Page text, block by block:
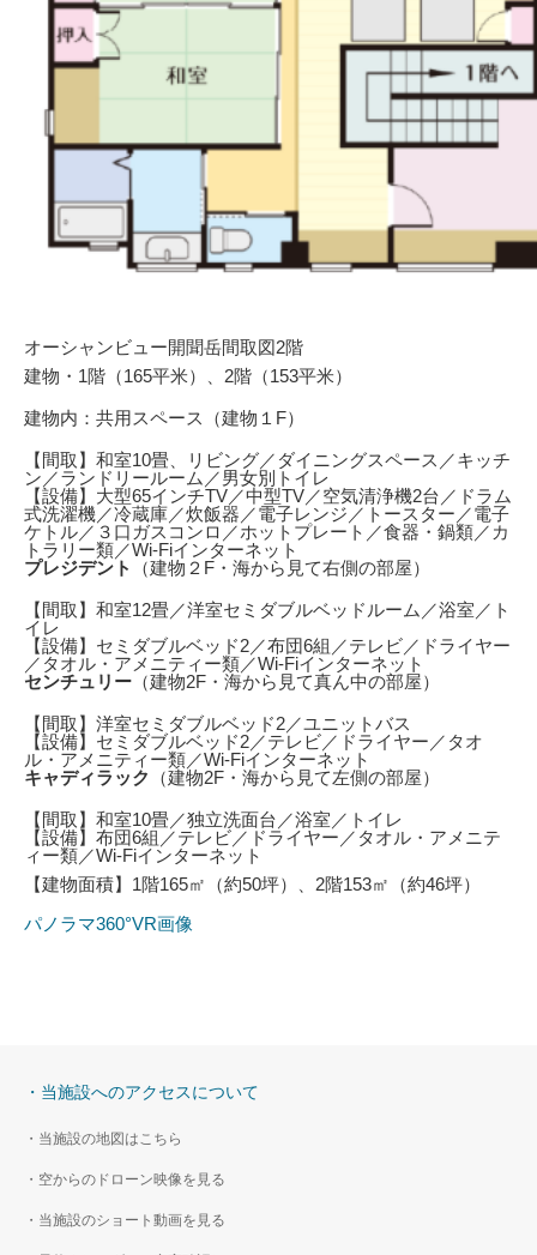
オーシャンビュー開聞岳間取図2階
建物・1階（165平米）、2階（153平米）
建物内：共用スペース（建物１F）
【間取】和室10畳、リビング／ダイニングスペース／キッチ
ン／ランドリールーム／男女別トイレ
【設備】大型65インチTV／中型TV／空気清浄機2台／ドラム
式洗濯機／冷蔵庫／炊飯器／電子レンジ／トースター／電子
ケトル／３口ガスコンロ／ホットプレート／食器・鍋類／カ
トラリー類／Wi-Fiインターネット
プレジデント
（建物２F・海から見て右側の部屋）
【間取】和室12畳／洋室セミダブルベッドルーム／浴室／ト
イレ
【設備】セミダブルベッド2／布団6組／テレビ／ドライヤー
／タオル・アメニティー類／Wi-Fiインターネット
センチュリー （建物2F・海から見て真ん中の部屋）
【間取】洋室セミダブルベッド2／ユニットバス
【設備】セミダブルベッド2／テレビ／ドライヤー／タオ
ル・アメニティー類／Wi-Fiインターネット
キャディラック
（建物2F・海から見て左側の部屋）
【間取】和室10畳／独立洗面台／浴室／トイレ
【設備】布団6組／テレビ／ドライヤー／タオル・アメニテ
ィー類／Wi-Fiインターネット
【建物面積】1階165㎡（約50坪）、2階153㎡（約46坪）
パノラマ360°VR画像
・当施設へのアクセスについて
・当施設の地図はこちら
・空からのドローン映像を見る
・当施設のショート動画を見る